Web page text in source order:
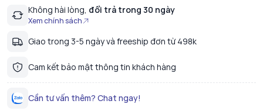
Không hài lòng, đổi trả trong 30 ngày
Xem chính sách
Giao trong 3-5 ngày và freeship đơn từ 498k
Cam kết bảo mật thông tin khách hàng
Cần tư vấn thêm? Chat ngay!